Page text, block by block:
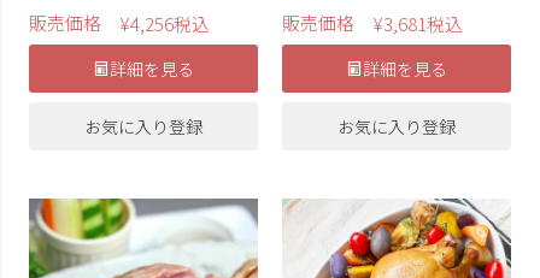
販売価格 ¥4,256税込
詳細を見る
お気に入り登録
販売価格 ¥3,681税込
詳細を見る
お気に入り登録